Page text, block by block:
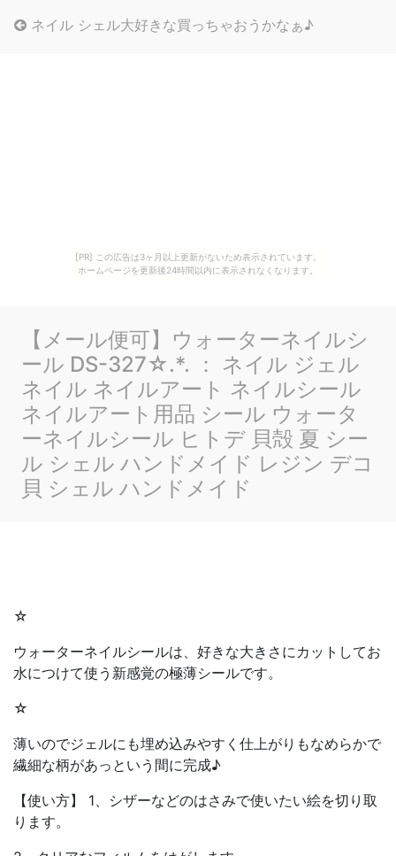
[PR] この広告は3ヶ月以上更新がないため表示されています。
ホームページを更新後24時間以内に表示されなくなります。
ネイル シェル大好きな買っちゃおうかなぁ♪
【メール便可】ウォーターネイルシ
ール DS-327☆.*. ： ネイル ジェル
ネイル ネイルアート ネイルシール
ネイルアート用品 シール ウォータ
ーネイルシール ヒトデ 貝殻 夏 シー
ル シェル ハンドメイド レジン デコ
貝 シェル ハンドメイド
☆
ウォーターネイルシールは、好きな大きさにカットしてお
水につけて使う新感覚の極薄シールです。
☆
薄いのでジェルにも埋め込みやすく仕上がりもなめらかで
繊細な柄があっという間に完成♪
【使い方】 1、シザーなどのはさみで使いたい絵を切り取
ります。